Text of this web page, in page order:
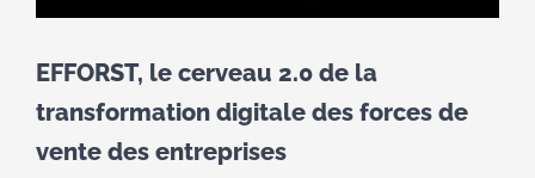
EFFORST, le cerveau 2.0 de la
transformation digitale des forces de
vente des entreprises